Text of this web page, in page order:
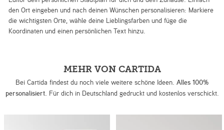
den Ort eingeben und nach deinen Wünschen personalisieren: Markiere
die wichtigsten Orte, wähle deine Lieblingsfarben und füge die
Koordinaten und einen persönlichen Text hinzu.
MEHR VON CARTIDA
Bei Cartida findest du noch viele weitere schöne Ideen. Alles 100%
personalisiert. Für dich in Deutschland gedruckt und kostenlos verschickt.